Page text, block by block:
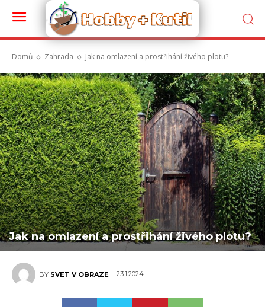
Domů Zahrada Jak na omlazení a prostřihání živého plotu?
Jak na omlazení a prostřihání živého plotu?
BY SVET V OBRAZE 23.1.2024